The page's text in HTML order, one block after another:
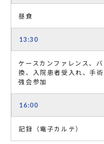
昼食
13:30
ケースカンファレンス、
換、入院患者受入れ、手
強会参加
16:00
記録（電子カルテ）